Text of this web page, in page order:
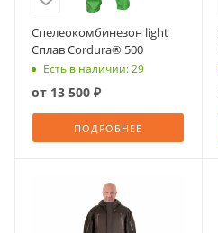
Спелеокомбинезон light
Сплав Cordura® 500
Есть в наличии: 29
от 13 500 ₽
ПОДРОБНЕЕ